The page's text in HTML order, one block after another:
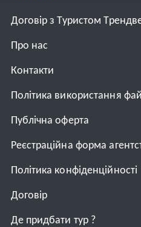
Договір з Туристом
Про нас
Контакти
Політика використання
Публічна оферта
Реєстраційна форма
Політика конфіденційності
Договiр
Де придбати тур ?